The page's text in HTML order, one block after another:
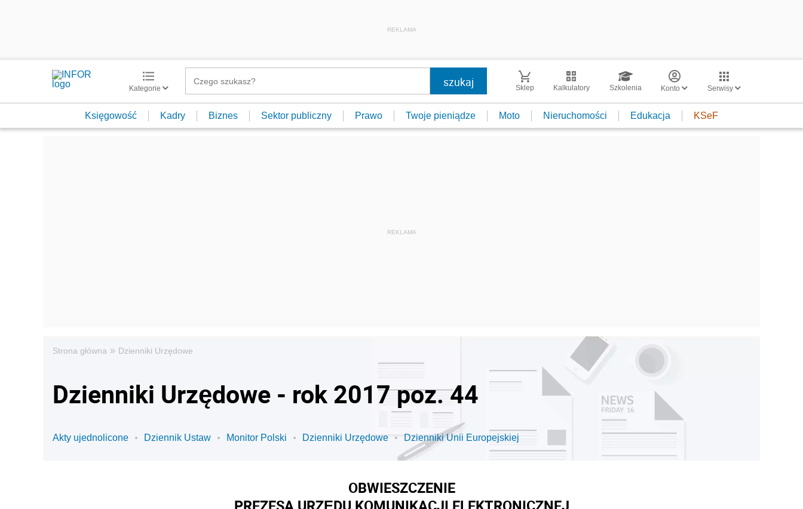
REKLAMA
Kategorie Sklep Kalkulatory Szkolenia Konto Serwisy
Księgowość Kadry Biznes Sektor publiczny Prawo Twoje pieniądze Moto Nieruchomości Edukacja KSeF
Strona główna » Dzienniki Urzędowe
Dzienniki Urzędowe - rok 2017 poz. 44
Akty ujednolicone Dziennik Ustaw Monitor Polski Dzienniki Urzędowe Dzienniki Unii Europejskiej
OBWIESZCZENIE